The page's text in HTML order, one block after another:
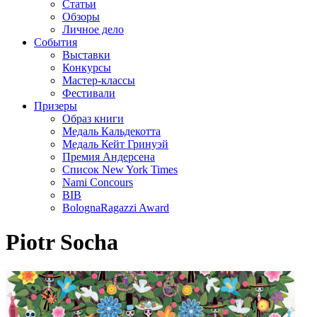
Статьи
Обзоры
Личное дело
События
Выставки
Конкурсы
Мастер-классы
Фестивали
Призеры
Образ книги
Медаль Кальдекотта
Медаль Кейт Гринуэй
Премия Андерсена
Список New York Times
Nami Concours
BIB
BolognaRagazzi Award
Piotr Socha